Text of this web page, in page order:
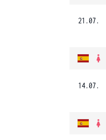
21.07.
14.07.